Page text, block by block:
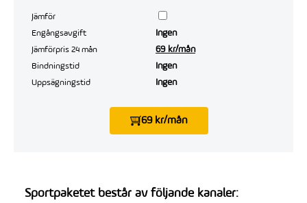
Jämför
Engångsavgift
Ingen
Jämförpris 24 mån 69 kr/mån
Bindningstid Ingen
Uppsägningstid Ingen
69 kr/mån
Sportpaketet består av följande kanaler: